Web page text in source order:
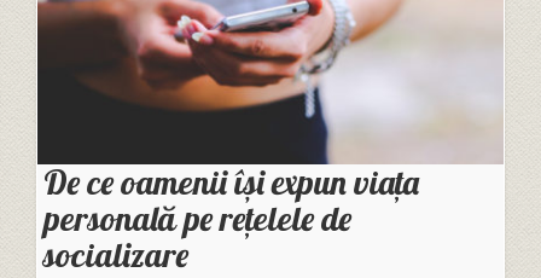
De ce oamenii își expun viața
personală pe rețelele de
socializare